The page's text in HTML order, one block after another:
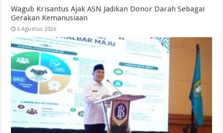
Wagub Krisantus Ajak ASN Jadikan Donor Darah Sebagai
Gerakan Kemanusiaan
6 Agustus 2026